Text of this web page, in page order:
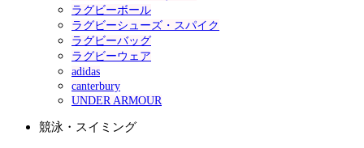
ラグビーボール
ラグビーシューズ・スパイク
ラグビーバッグ
ラグビーウェア
adidas
canterbury
UNDER ARMOUR
競泳・スイミング